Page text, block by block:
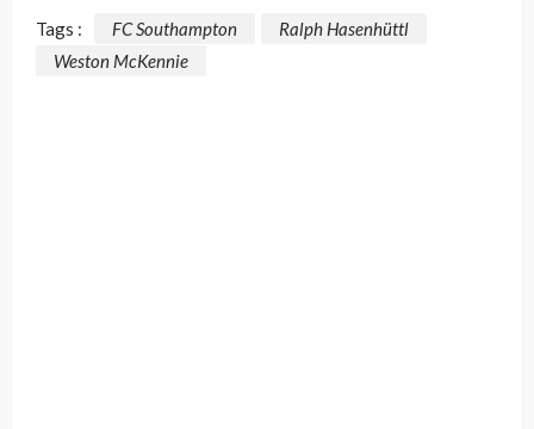
Tags : FC Southampton
Ralph Hasenhüttl
Weston McKennie